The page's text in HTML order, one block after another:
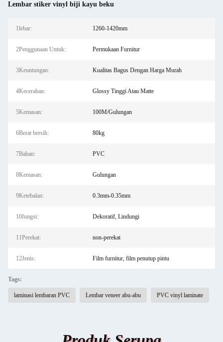
Lembar stiker vinyl biji kayu beku
1lebar: 1260-1420mm
2Penggunaan Untuk: Permukaan Furnitur
3Keuntungan: Kualitas Bagus Dengan Harga Murah
4Kecerahan: Glossy Tinggi Atau Matte
5Kemasan: 100M/Gulungan
6Berat bersih: 80kg
7Bahan: PVC
8Kemasan: Gulungan
9Ketebalan: 0.3mm-0.35mm
10fungsi: Dekoratif, Lindungi
11Perekat: non-perekat
12Jenis: Film furnitur, film penutup pintu
Tags:
laminasi lembaran PVC Lembar veneer abu-abu PVC vinyl laminate